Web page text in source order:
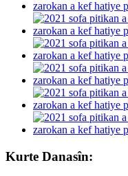
Kurte Danasîn: